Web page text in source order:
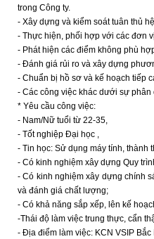
trong Công ty.
- Xây dựng và kiểm soát tuân thủ
- Thực hiện, phối hợp với các đơn
- Phát hiện các điểm không phù
- Đánh giá rủi ro và xây dựng
- Chuẩn bị hồ sơ và kế hoạch tiếp
- Các công việc khác dưới sự phân
* Yêu cầu công việc:
- Nam/Nữ tuổi từ 22-35,
- Tốt nghiệp Đại học ,
- Tin học: Sử dụng máy tính, thành
- Có kinh nghiệm xây dựng Quy
- Có kinh nghiệm xây dựng chính
và đánh giá chất lượng;
- Có khả năng sắp xếp, lên kế
-Thái độ làm việc trung thực, cẩn
- Địa điểm làm việc: KCN VSIP Bắc